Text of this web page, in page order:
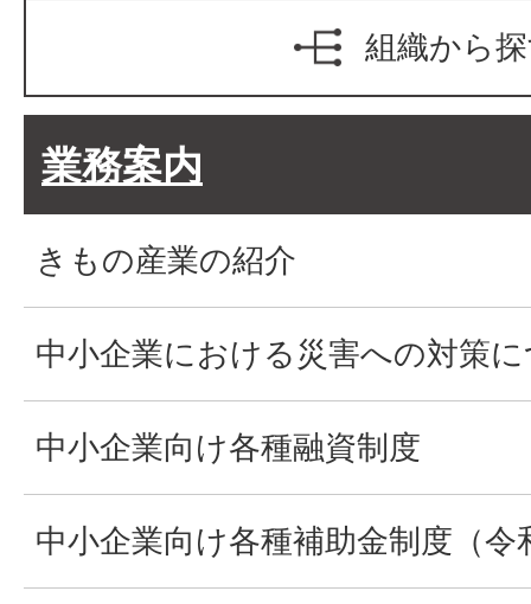
組織から
業務案内
きもの産業の紹介
中小企業における災害への対策
中小企業向け各種融資制度
中小企業向け各種補助金制度（令